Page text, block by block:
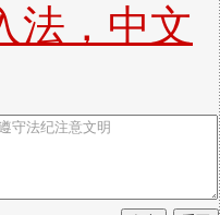
法，中文